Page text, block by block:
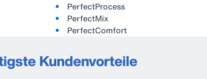
PerfectProcess
PerfectMix
PerfectComfort
Kundenvorteile